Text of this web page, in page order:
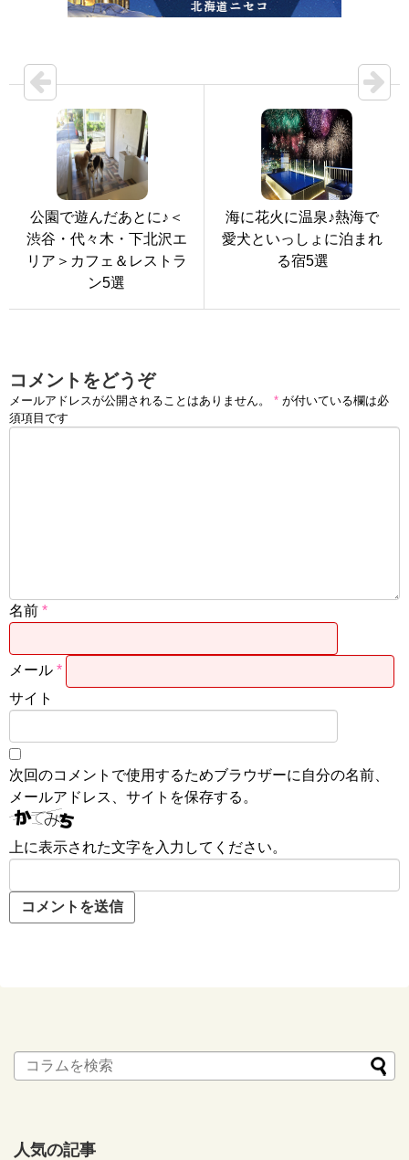
公園で遊んだあとに♪＜
渋谷・代々木・下北沢エ
リア＞カフェ＆レストラ
ン5選
海に花火に温泉♪熱海で
愛犬といっしょに泊まれ
る宿5選
コメントをどうぞ
メールアドレスが公開されることはありません。 * が付いている欄は必
須項目です
名前 *
メール *
サイト
次回のコメントで使用するためブラウザーに自分の名前、
メールアドレス、サイトを保存する。
上に表示された文字を入力してください。
人気の記事